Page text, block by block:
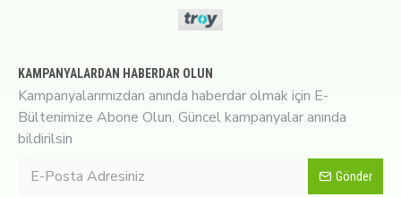
KAMPANYALARDAN HABERDAR OLUN
Kampanyalarımızdan anında haberdar olmak için E-
Bültenimize Abone Olun. Güncel kampanyalar anında
bildirilsin
Gönder